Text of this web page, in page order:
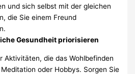
und sich selbst mit der gleichen
die Sie einem Freund
Gesundheit priorisieren
Aktivitäten, die das Wohlbefinden
oder Hobbys. Sorgen Sie